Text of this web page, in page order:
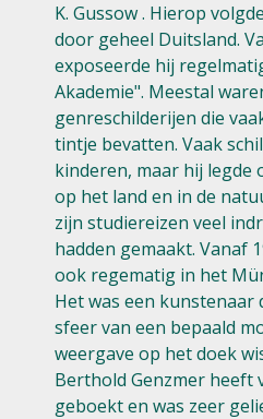
K. Gussow . Hierop
door geheel Duitsland.
exposeerde hij
Akademie". Meestal
genreschilderijen die
tintje bevatten. Vaak
kinderen, maar hij legde
op het land en in de
zijn studiereizen veel
hadden gemaakt. Vanaf
ook regematig in het
Het was een kunstenaar
sfeer van een bepaald
weergave op het doek
Berthold Genzmer heeft
geboekt en was zeer